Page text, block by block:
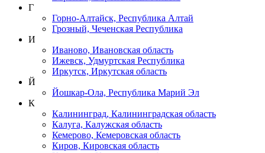
Г
Горно-Алтайск, Республика Алтай
Грозный, Чеченская Республика
И
Иваново, Ивановская область
Ижевск, Удмуртская Республика
Иркутск, Иркутская область
Й
Йошкар-Ола, Республика Марий Эл
К
Калининград, Калининградская область
Калуга, Калужская область
Кемерово, Кемеровская область
Киров, Кировская область